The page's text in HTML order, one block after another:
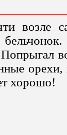
возле
хорошо!